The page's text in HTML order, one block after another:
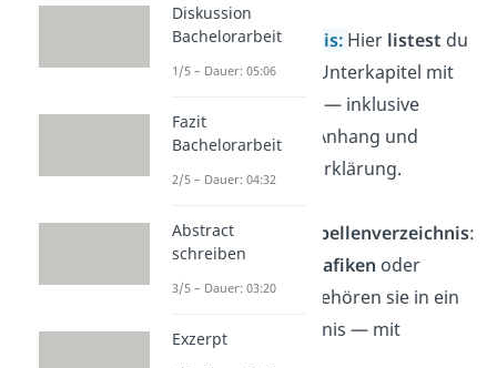
Inhaltsverzeichnis: Hier listest du
alleKapitelund Unterkapitel mit
— inklusive
Verzeichnissen, Anhang und
eidesstattlicher Erklärung.
Abbildungs- / Tabellenverzeichnis:
Wenn du viele
Grafiken oder
Tabellennutzt, gehören sie in ein
eigenes Verzeichnis — mit
Diskussion
Bachelorarbeit
1/5 – Dauer: 05:06
Fazit
Bachelorarbeit
2/5 – Dauer: 04:32
Abstract
schreiben
3/5 – Dauer: 03:20
Exzerpt